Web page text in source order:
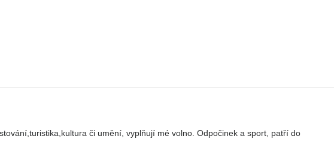
či umění, vyplňují mé volno. Odpočinek a sport, patří do